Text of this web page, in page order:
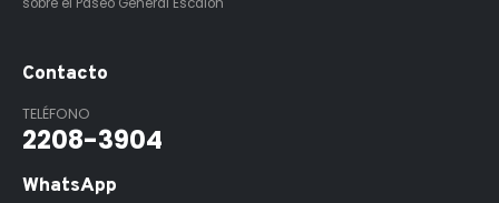
sobre el Paseo General Escalón
Contacto
TELÉFONO
2208-3904
WhatsApp